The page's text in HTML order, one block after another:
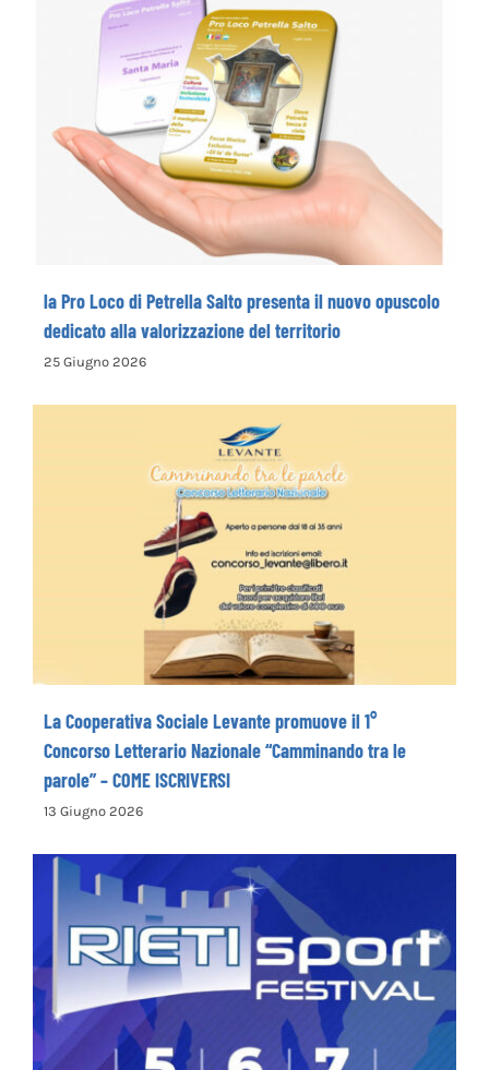
la Pro Loco di Petrella Salto presenta il
nuovo opuscolo dedicato alla
valorizzazione del territorio
la Pro Loco di Petrella Salto presenta il nuovo opuscolo
dedicato alla valorizzazione del territorio
25 Giugno 2026
La Cooperativa Sociale Levante promuove
il 1° Concorso Letterario Nazionale
“Camminando tra le parole” – COME
ISCRIVERSI
La Cooperativa Sociale Levante promuove il 1°
Concorso Letterario Nazionale “Camminando tra le
parole” – COME ISCRIVERSI
13 Giugno 2026
Rieti Sport Festival XI edizione dal 5 al 7